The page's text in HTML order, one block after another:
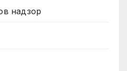
надзор